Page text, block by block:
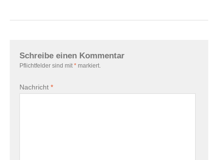
Schreibe einen Kommentar
Pflichtfelder sind mit* markiert.
Nachricht *